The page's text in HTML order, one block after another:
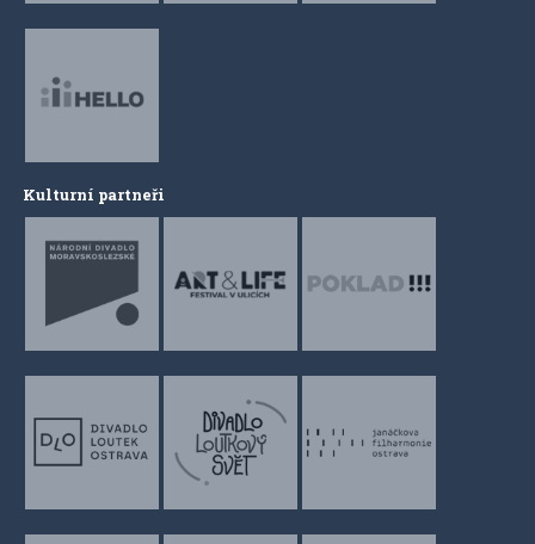
Kulturní partneři